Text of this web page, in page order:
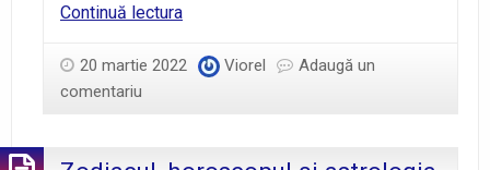
Continuă lecturaCui
cum
20 martie 2022 Viorel
Adaugă un
comentariu